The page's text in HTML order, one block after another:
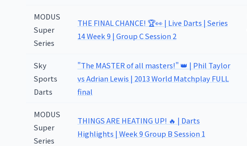
MODUS
Super
Series
THE FINAL CHANCE! 🏆👀 | Live Darts | Series
14 Week 9 | Group C Session 2
Sky
Sports
Darts
"The MASTER of all masters!" 👑 | Phil Taylor
vs Adrian Lewis | 2013 World Matchplay FULL
final
MODUS
Super
Series
THINGS ARE HEATING UP! 🔥 | Darts
Highlights | Week 9 Group B Session 1